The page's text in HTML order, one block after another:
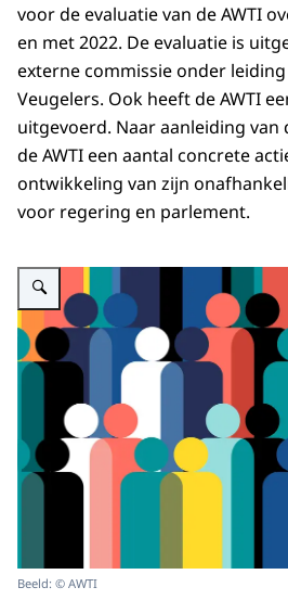
voor de evaluatie van de AWTI
en met 2022. De evaluatie is
externe commissie onder
Veugelers. Ook heeft de AWTI
uitgevoerd. Naar aanleiding van
de AWTI een aantal concrete
ontwikkeling van zijn
voor regering en parlement.
Vergroot afbeelding Evaluatie AWTI 2019-
Beeld: © AWTI